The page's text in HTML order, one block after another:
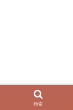
検索